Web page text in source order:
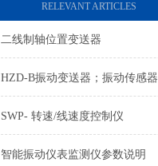
RELEVANT ARTICLES
二线制轴位置变送器
HZD-B振动变送器；振动传感器
SWP- 转速/线速度控制仪
智能振动仪表监测仪参数说明